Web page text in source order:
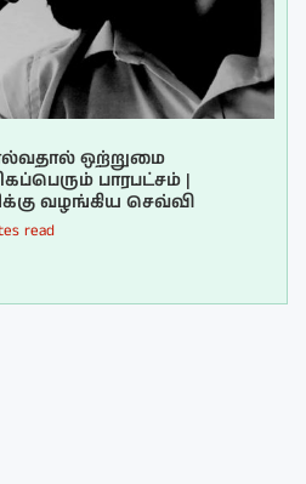
ஒற்றுமை
பாரபட்சம் |
வழங்கிய செவ்வி
read